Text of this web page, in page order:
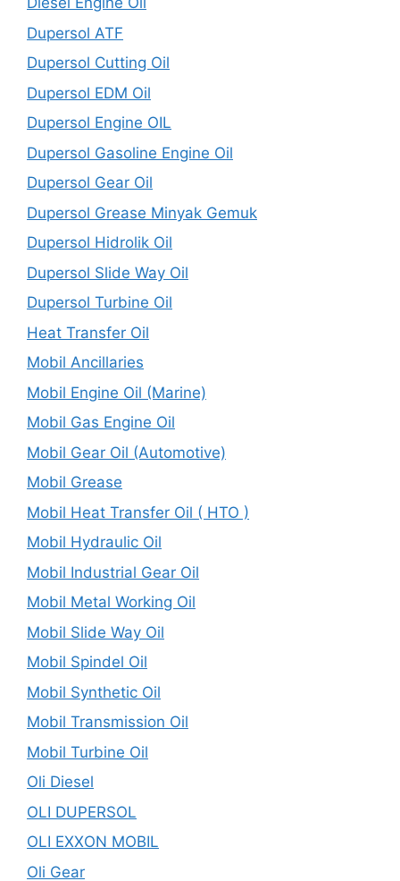
Dupersol ATF
Dupersol Cutting Oil
Dupersol EDM Oil
Dupersol Engine OIL
Dupersol Gasoline Engine Oil
Dupersol Gear Oil
Dupersol Grease Minyak Gemuk
Dupersol Hidrolik Oil
Dupersol Slide Way Oil
Dupersol Turbine Oil
Heat Transfer Oil
Mobil Ancillaries
Mobil Engine Oil (Marine)
Mobil Gas Engine Oil
Mobil Gear Oil (Automotive)
Mobil Grease
Mobil Heat Transfer Oil ( HTO )
Mobil Hydraulic Oil
Mobil Industrial Gear Oil
Mobil Metal Working Oil
Mobil Slide Way Oil
Mobil Spindel Oil
Mobil Synthetic Oil
Mobil Transmission Oil
Mobil Turbine Oil
Oli Diesel
OLI DUPERSOL
OLI EXXON MOBIL
Oli Gear